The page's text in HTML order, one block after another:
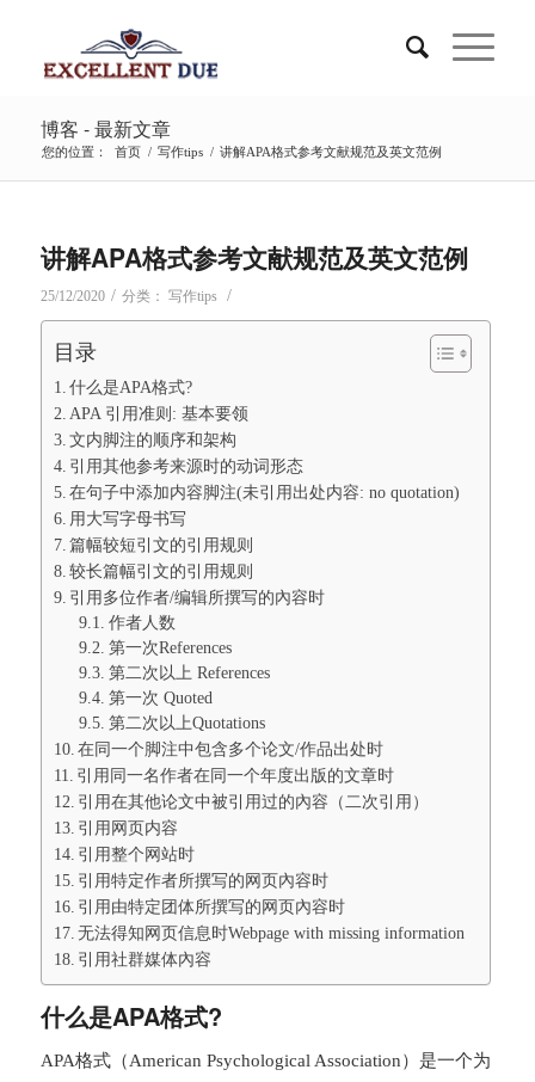
博客 - 最新文章
您的位置： 首页 / 写作tips / 讲解APA格式参考文献规范及英文范例
讲解APA格式参考文献规范及英文范例
25/12/2020 / 分类： 写作tips /
目录
什么是APA格式?
APA 引用准则: 基本要领
文内脚注的顺序和架构
引用其他参考来源时的动词形态
在句子中添加内容脚注(未引用出处内容: no quotation)
用大写字母书写
篇幅较短引文的引用规则
较长篇幅引文的引用规则
引用多位作者/编辑所撰写的內容时
作者人数
第一次References
第二次以上 References
第一次 Quoted
第二次以上Quotations
在同一个脚注中包含多个论文/作品出处时
引用同一名作者在同一个年度出版的文章时
引用在其他论文中被引用过的內容（二次引用）
引用网页内容
引用整个网站时
引用特定作者所撰写的网页內容时
引用由特定团体所撰写的网页內容时
无法得知网页信息时Webpage with missing information
引用社群媒体內容
什么是APA格式?
APA格式（American Psychological Association）是一个为